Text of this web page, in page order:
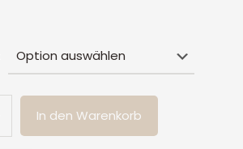
In den Warenkorb